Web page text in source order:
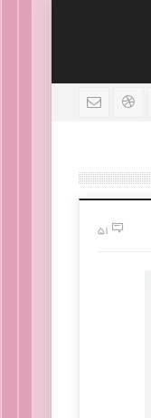
رژیم افراد سوداوی
51